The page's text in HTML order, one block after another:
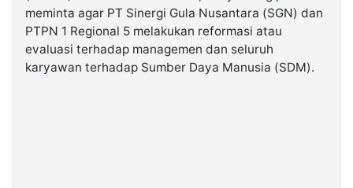
Kabarbaru.co
2026
meminta agar PT Sinergi Gula Nusantara (SGN) dan
PTPN 1 Regional 5 melakukan reformasi atau
evaluasi terhadap managemen dan seluruh
karyawan terhadap Sumber Daya Manusia (SDM).